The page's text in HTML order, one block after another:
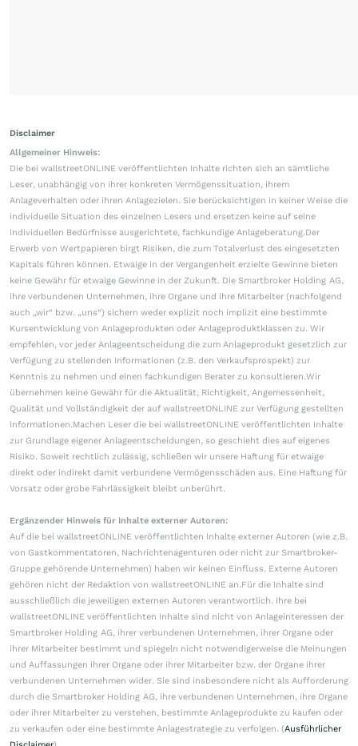
Disclaimer
Allgemeiner Hinweis:
Die bei wallstreetONLINE veröffentlichten Inhalte richten sich an sämtliche
Leser, unabhängig von ihrer konkreten Vermögenssituation, ihrem
Anlageverhalten oder ihren Anlagezielen. Sie berücksichtigen in keiner Weise die
individuelle Situation des einzelnen Lesers und ersetzen keine auf seine
individuellen Bedürfnisse ausgerichtete, fachkundige Anlageberatung.Der
Erwerb von Wertpapieren birgt Risiken, die zum Totalverlust des eingesetzten
Kapitals führen können. Etwaige in der Vergangenheit erzielte Gewinne bieten
keine Gewähr für etwaige Gewinne in der Zukunft. Die Smartbroker Holding AG,
ihre verbundenen Unternehmen, ihre Organe und ihre Mitarbeiter (nachfolgend
auch „wir“ bzw. „uns“) sichern weder explizit noch implizit eine bestimmte
Kursentwicklung von Anlageprodukten oder Anlageproduktklassen zu. Wir
empfehlen, vor jeder Anlageentscheidung die zum Anlageprodukt gesetzlich zur
Verfügung zu stellenden Informationen (z.B. den Verkaufsprospekt) zur
Kenntnis zu nehmen und einen fachkundigen Berater zu konsultieren.Wir
übernehmen keine Gewähr für die Aktualität, Richtigkeit, Angemessenheit,
Qualität und Vollständigkeit der auf wallstreetONLINE zur Verfügung gestellten
Informationen.Machen Leser die bei wallstreetONLINE veröffentlichten Inhalte
zur Grundlage eigener Anlageentscheidungen, so geschieht dies auf eigenes
Risiko. Soweit rechtlich zulässig, schließen wir unsere Haftung für etwaige
direkt oder indirekt damit verbundene Vermögensschäden aus. Eine Haftung für
Vorsatz oder grobe Fahrlässigkeit bleibt unberührt.
Ergänzender Hinweis für Inhalte externer Autoren:
Auf die bei wallstreetONLINE veröffentlichten Inhalte externer Autoren (wie z.B.
von Gastkommentatoren, Nachrichtenagenturen oder nicht zur Smartbroker-
Gruppe gehörende Unternehmen) haben wir keinen Einfluss. Externe Autoren
gehören nicht der Redaktion von wallstreetONLINE an.Für die Inhalte sind
ausschließlich die jeweiligen externen Autoren verantwortlich. Ihre bei
wallstreetONLINE veröffentlichten Inhalte sind nicht von Anlageinteressen der
Smartbroker Holding AG, ihrer verbundenen Unternehmen, ihrer Organe oder
ihrer Mitarbeiter bestimmt und spiegeln nicht notwendigerweise die Meinungen
und Auffassungen ihrer Organe oder ihrer Mitarbeiter bzw. der Organe ihrer
verbundenen Unternehmen wider. Sie sind insbesondere nicht als Aufforderung
durch die Smartbroker Holding AG, ihre verbundenen Unternehmen, ihre Organe
oder ihrer Mitarbeiter zu verstehen, bestimmte Anlageprodukte zu kaufen oder
zu verkaufen oder eine bestimmte Anlagestrategie zu verfolgen. (Ausführlicher